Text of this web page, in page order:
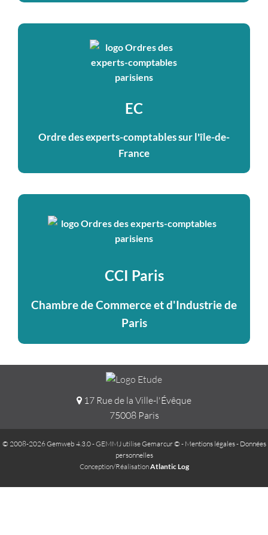
EC
Ordre des experts-comptables sur l'île-de-
France
CCI Paris
Chambre de Commerce et d'Industrie de
Paris
17 Rue de la Ville-l'Évêque
75008 Paris
© 2008-2026 Gemweb 4.3.0- GEMMJ utiliseGemarcur © - Mentions légales- Données
personnelles
Conception/RéalisationAtlantic Log